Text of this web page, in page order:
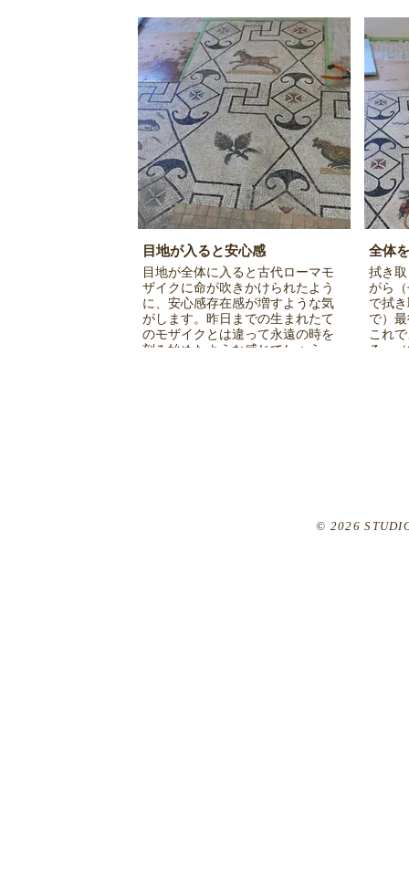
目地が入ると安心感
目地が全体に入ると古代ローマモ
ザイクに命が吹きかけられたよう
に、安心感存在感が増すような気
がします。昨日までの生まれたて
のモザイクとは違って永遠の時を
刻み始めたような感じでしょう
全体
拭き
がら
で拭
で）
これ
る〜
© 2026